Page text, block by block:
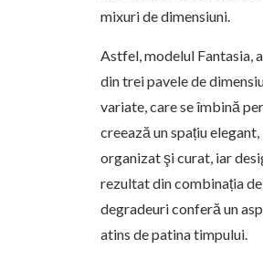
mixuri de dimensiuni.
Astfel, modelul Fantasia,
din trei pavele de
variate, care se îmbină
creează un spațiu elegant,
organizat şi curat, iar
rezultat din combinația de
degradeuri conferă un
atins de patina timpului.